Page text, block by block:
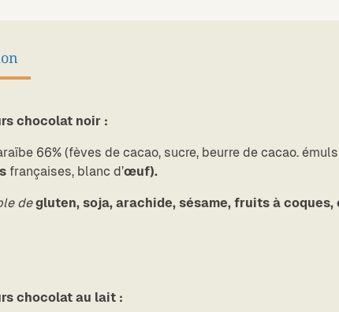
chocolat noir :
66% (fèves de cacao, sucre, beurre de cacao.
françaises, blanc d’œuf).
degluten, soja, arachide, sésame, fruits à
chocolat au lait :